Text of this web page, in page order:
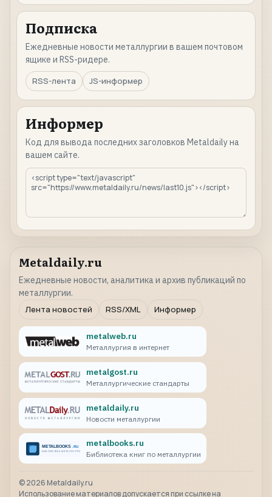
Подписка
Ежедневные новости металлургии в вашем почтовом
ящике и RSS-ридере.
RSS-лента
JS-информер
Информер
Код для вывода последних заголовков Metaldaily на
вашем сайте.
Metaldaily.ru
Ежедневные новости, аналитика и архив публикаций по
металлургии.
Лента новостей
RSS/XML Информер
metalweb.ru
Металлургия в интернет
metalgost.ru
Металлургические стандарты
metaldaily.ru
Новости металлургии
metalbooks.ru
Библиотека книг по металлургии
©2026 Metaldaily.ru
Использование материалов допускается при ссылке на